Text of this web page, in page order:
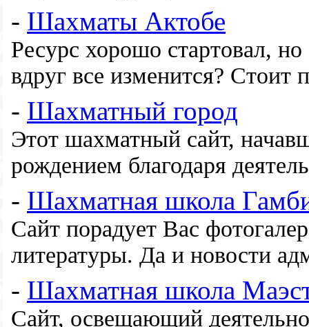
- Шахматы Актобе
Ресурс хорошо стартовал,
вдруг все изменится? Стоит
- Шахматный город
Этот шахматный сайт,
рождением благодаря
- Шахматная школа
Сайт порадует Вас
литературы. Да и новости
- Шахматная школа
Сайт, освещающий